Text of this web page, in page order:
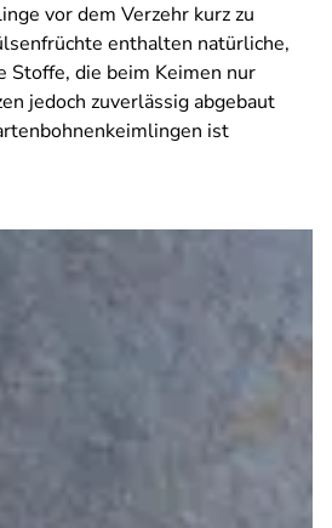
vor dem Verzehr kurz zu
enthalten natürliche,
Stoffe, die beim Keimen nur
jedoch zuverlässig abgebaut
ist